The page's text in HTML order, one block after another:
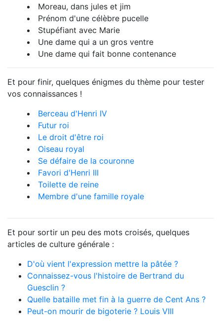
Moreau, dans jules et jim
Prénom d'une célèbre pucelle
Stupéfiant avec Marie
Une dame qui a un gros ventre
Une dame qui fait bonne contenance
Et pour finir, quelques énigmes du thème pour tester
vos connaissances !
Berceau d'Henri IV
Futur roi
Le droit d'être roi
Oiseau royal
Se défaire de la couronne
Favori d'Henri III
Toilette de reine
Membre d'une famille royale
Et pour sortir un peu des mots croisés, quelques
articles de culture générale :
D'où vient l'expression mettre la pâtée ?
Connaissez-vous l'histoire de Bertrand du
Guesclin ?
Quelle bataille met fin à la guerre de Cent Ans ?
Peut-on mourir de bigoterie ? Louis VIII